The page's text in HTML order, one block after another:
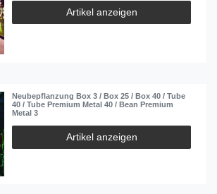
Artikel anzeigen
Neubepflanzung Box 3 / Box 25 / Box 40 / Tube
40 / Tube Premium Metal 40 / Bean Premium
Metal 3
Artikel anzeigen